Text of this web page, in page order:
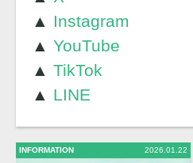
▲ Instagram
▲ YouTube
▲ TikTok
▲ LINE
INFORMATION 2026.01.22